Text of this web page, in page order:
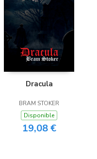
Dracula
BRAM STOKER
Disponible
19,08 €